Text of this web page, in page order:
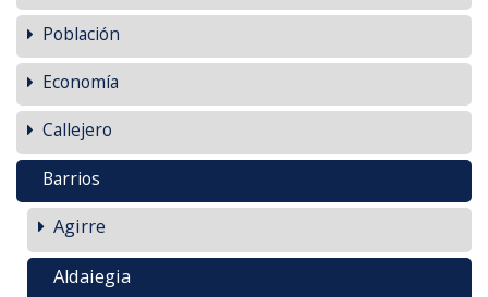
Población
Economía
Callejero
Barrios
Agirre
Aldaiegia